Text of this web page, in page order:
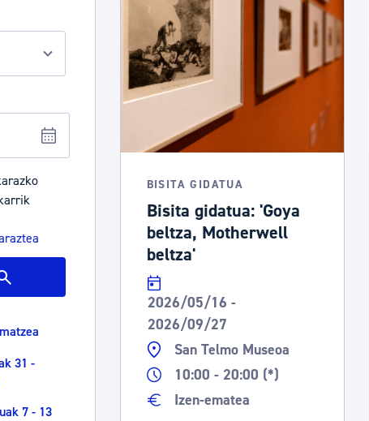
Aktualitatea
Albisteak
Abisuak
Kultur agenda
31 -
7 - 13
BISITA GIDATUA
Bisita gidatua: 'Goya
beltza, Motherwell
beltza'
2026/05/16 -
2026/09/27
San Telmo Museoa
10:00 - 20:00 (*)
Izen-ematea